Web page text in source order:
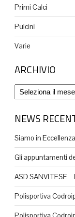
Primi Calci
Pulcini
Varie
ARCHIVIO
Archivio
NEWS
Siamo in
Gli appuntamenti
ASD SANVITESE
Polisportiva